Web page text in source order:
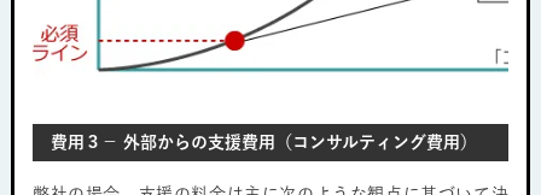
費用３− 外部からの支援費用（コンサルティング費用）